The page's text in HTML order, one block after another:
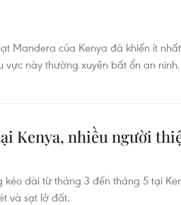
Mandera của Kenya đã khiến ít
này thường xuyên bất ổn an ninh.
Kenya, nhiều người
dài từ tháng 3 đến tháng 5 tại
và sạt lở đất.